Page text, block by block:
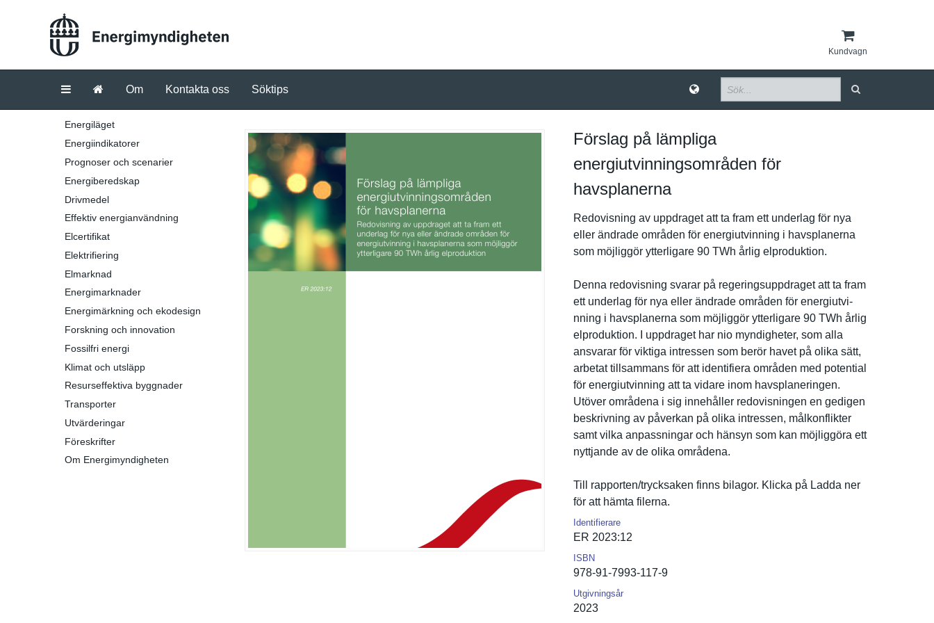
Kundvagn
Om Kontakta oss Söktips
Energiläget
Energiindikatorer
Prognoser och scenarier
Energiberedskap
Drivmedel
Effektiv energianvändning
Elcertifikat
Elektrifiering
Elmarknad
Energimarknader
Energimärkning och ekodesign
Forskning och innovation
Fossilfri energi
Klimat och utsläpp
Resurseffektiva byggnader
Transporter
Utvärderingar
Föreskrifter
Om Energimyndigheten
Förslag på lämpliga
energiutvinningsområden för
havsplanerna
Redovisnin­g av uppdraget att ta fram ett underlag för nya
eller ändrade områden för energiutvi­nning i havsplaner­na
som möjliggör ytterligar­e 90 TWh årlig elprodukti­on.
Denna redovisnin­g svarar på regeringsu­ppdraget att ta fram
ett underlag för nya eller ändrade områden för energiutvi­
nning i havsplaner­na som möjliggör ytterligar­e 90 TWh årlig
elprodukti­on. I uppdraget har nio myndighete­r, som alla
ansvarar för viktiga intressen som berör havet på olika sätt,
arbetat tillsamman­s för att identifier­a områden med potential
för energiutvi­nning att ta vidare inom havsplaner­ingen.
Utöver områdena i sig innehåller redovisnin­gen en gedigen
beskrivnin­g av påverkan på olika intressen, målkonflik­ter
samt vilka anpassning­ar och hänsyn som kan möjliggöra ett
nyttjande av de olika områdena.
Till rapporten/­trycksaken finns bilagor. Klicka på Ladda ner
för att hämta filerna.
Identifierare
ER 2023:12
ISBN
978-91-7993-117-9
Utgivningsår
2023